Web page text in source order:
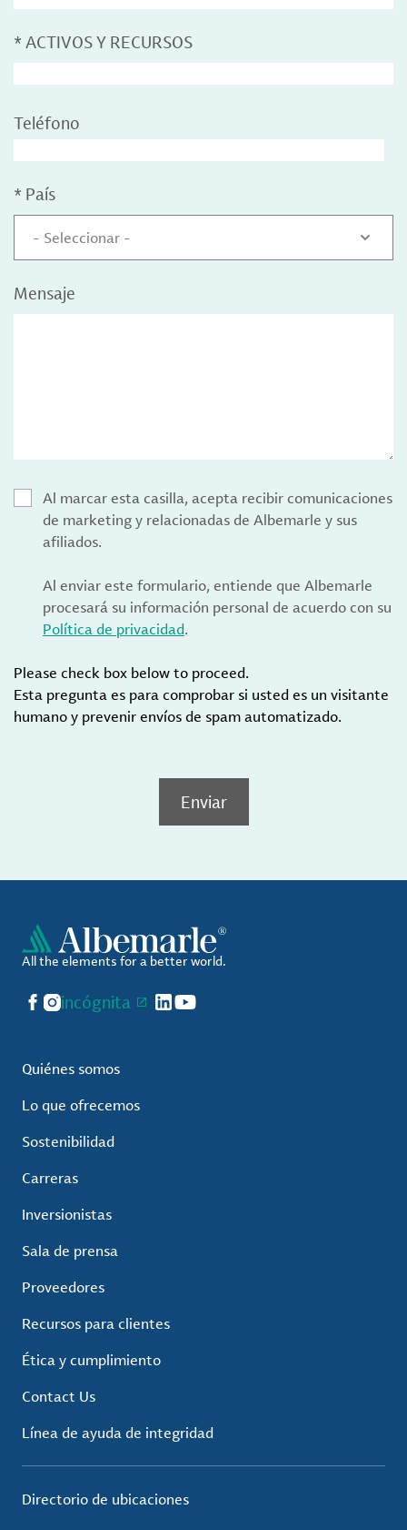
* ACTIVOS Y RECURSOS
Teléfono
* País
- Seleccionar -
Mensaje
Al marcar esta casilla, acepta recibir comunicaciones
de marketing y relacionadas de Albemarle y sus
afiliados.
Al enviar este formulario, entiende que Albemarle
procesará su información personal de acuerdo con su
Política de privacidad.
Please check box below to proceed.
Esta pregunta es para comprobar si usted es un visitante
humano y prevenir envíos de spam automatizado.
Enviar
All the elements for a better world.
Facebook
Instagram
incógnita LinkedIn
YouTube
Quiénes somos
Lo que ofrecemos
Sostenibilidad
Carreras
Inversionistas
Sala de prensa
Proveedores
Recursos para clientes
Ética y cumplimiento
Contact Us
Línea de ayuda de integridad
Directorio de ubicaciones